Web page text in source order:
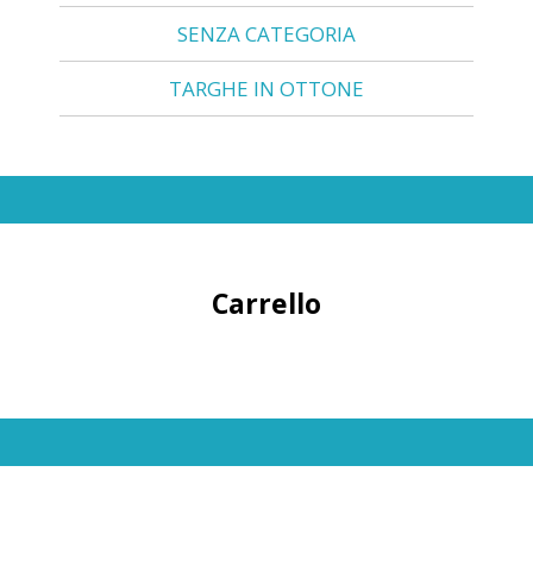
SENZA CATEGORIA
TARGHE IN OTTONE
Carrello